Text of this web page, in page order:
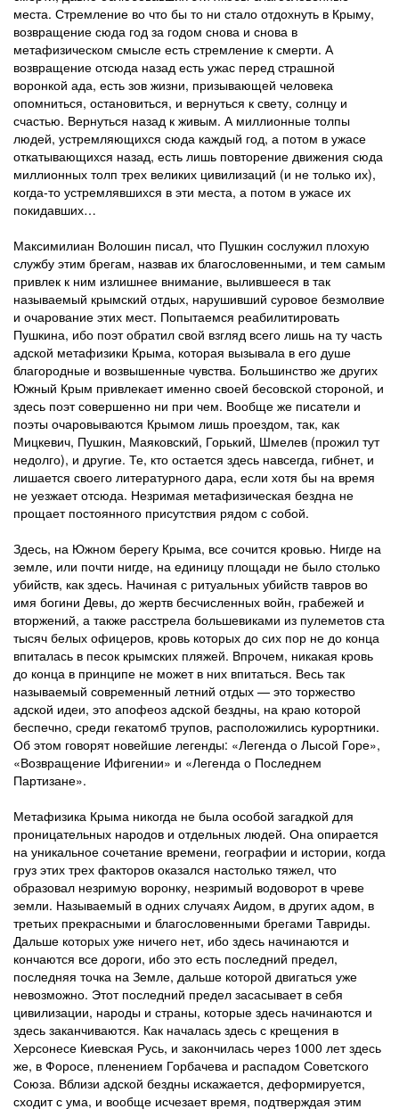
места. Стремление во что бы то ни стало отдохнуть в Крыму,
возвращение сюда год за годом снова и снова в
метафизическом смысле есть стремление к смерти. А
возвращение отсюда назад есть ужас перед страшной
воронкой ада, есть зов жизни, призывающей человека
опомниться, остановиться, и вернуться к свету, солнцу и
счастью. Вернуться назад к живым. А миллионные толпы
людей, устремляющихся сюда каждый год, а потом в ужасе
откатывающихся назад, есть лишь повторение движения сюда
миллионных толп трех великих цивилизаций (и не только их),
когда-то устремлявшихся в эти места, а потом в ужасе их
покидавших…
Максимилиан Волошин писал, что Пушкин сослужил плохую
службу этим брегам, назвав их благословенными, и тем самым
привлек к ним излишнее внимание, вылившееся в так
называемый крымский отдых, нарушивший суровое безмолвие
и очарование этих мест. Попытаемся реабилитировать
Пушкина, ибо поэт обратил свой взгляд всего лишь на ту часть
адской метафизики Крыма, которая вызывала в его душе
благородные и возвышенные чувства. Большинство же других
Южный Крым привлекает именно своей бесовской стороной, и
здесь поэт совершенно ни при чем. Вообще же писатели и
поэты очаровываются Крымом лишь проездом, так, как
Мицкевич, Пушкин, Маяковский, Горький, Шмелев (прожил тут
недолго), и другие. Те, кто остается здесь навсегда, гибнет, и
лишается своего литературного дара, если хотя бы на время
не уезжает отсюда. Незримая метафизическая бездна не
прощает постоянного присутствия рядом с собой.
Здесь, на Южном берегу Крыма, все сочится кровью. Нигде на
земле, или почти нигде, на единицу площади не было столько
убийств, как здесь. Начиная с ритуальных убийств тавров во
имя богини Девы, до жертв бесчисленных войн, грабежей и
вторжений, а также расстрела большевиками из пулеметов ста
тысяч белых офицеров, кровь которых до сих пор не до конца
впиталась в песок крымских пляжей. Впрочем, никакая кровь
до конца в принципе не может в них впитаться. Весь так
называемый современный летний отдых — это торжество
адской идеи, это апофеоз адской бездны, на краю которой
беспечно, среди гекатомб трупов, расположились курортники.
Об этом говорят новейшие легенды: «Легенда о Лысой Горе»,
«Возвращение Ифигении» и «Легенда о Последнем
Партизане».
Метафизика Крыма никогда не была особой загадкой для
проницательных народов и отдельных людей. Она опирается
на уникальное сочетание времени, географии и истории, когда
груз этих трех факторов оказался настолько тяжел, что
образовал незримую воронку, незримый водоворот в чреве
земли. Называемый в одних случаях Аидом, в других адом, в
третьих прекрасными и благословенными брегами Тавриды.
Дальше которых уже ничего нет, ибо здесь начинаются и
кончаются все дороги, ибо это есть последний предел,
последняя точка на Земле, дальше которой двигаться уже
невозможно. Этот последний предел засасывает в себя
цивилизации, народы и страны, которые здесь начинаются и
здесь заканчиваются. Как началась здесь с крещения в
Херсонесе Киевская Русь, и закончилась через 1000 лет здесь
же, в Форосе, пленением Горбачева и распадом Советского
Союза. Вблизи адской бездны искажается, деформируется,
сходит с ума, и вообще исчезает время, подтверждая этим